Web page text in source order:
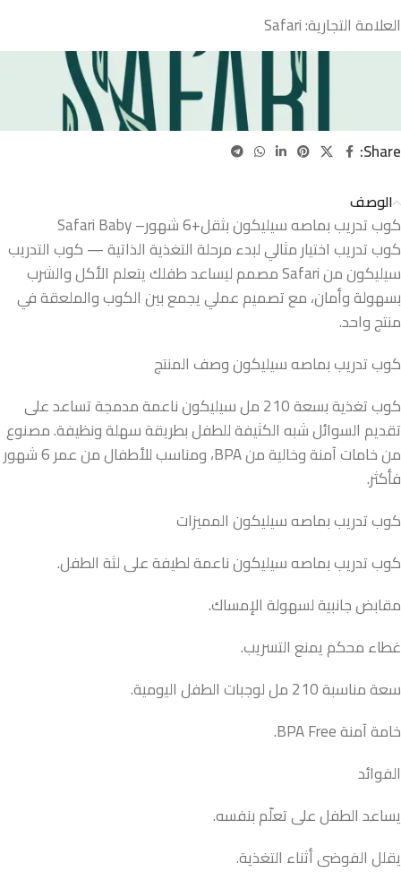
العلامة التجارية:Safari
Share:
الوصف
كوب تدريب بماصه سيليكون بثقل+6 شهور– Safari Baby
كوب تدريب اختيار مثالي لبدء مرحلة التغذية الذاتية — كوب التدريب
سيليكون من Safari مصمم ليساعد طفلك يتعلم الأكل والشرب
بسهولة وأمان، مع تصميم عملي يجمع بين الكوب والملعقة في
منتج واحد.
كوب تدريب بماصه سيليكون وصف المنتج
كوب تغذية بسعة 210 مل سيليكون ناعمة مدمجة تساعد على
تقديم السوائل شبه الكثيفة للطفل بطريقة سهلة ونظيفة. مصنوع
من خامات آمنة وخالية من BPA، ومناسب للأطفال من عمر 6 شهور
فأكثر.
كوب تدريب بماصه سيليكون المميزات
كوب تدريب بماصه سيليكون ناعمة لطيفة على لثة الطفل.
مقابض جانبية لسهولة الإمساك.
غطاء محكم يمنع التسريب.
سعة مناسبة 210 مل لوجبات الطفل اليومية.
خامة آمنة BPA Free.
الفوائد
يساعد الطفل على تعلّم بنفسه.
يقلل الفوضى أثناء التغذية.